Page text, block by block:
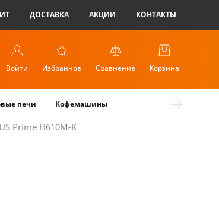
ДОСТАВКА АКЦИИ КОНТАКТЫ
Войти
Избранное Сравнение Корзина
печи Кофемашины
Prime H610M-K